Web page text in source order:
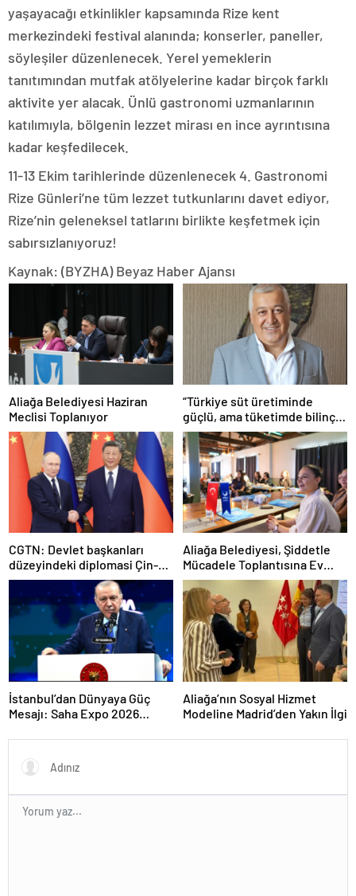
yaşayacağı etkinlikler kapsamında Rize kent
merkezindeki festival alanında; konserler, paneller,
söyleşiler düzenlenecek. Yerel yemeklerin
tanıtımından mutfak atölyelerine kadar birçok farklı
aktivite yer alacak. Ünlü gastronomi uzmanlarının
katılımıyla, bölgenin lezzet mirası en ince ayrıntısına
kadar keşfedilecek.
11-13 Ekim tarihlerinde düzenlenecek 4. Gastronomi
Rize Günleri’ne tüm lezzet tutkunlarını davet ediyor,
Rize’nin geleneksel tatlarını birlikte keşfetmek için
sabırsızlanıyoruz!
Kaynak: (BYZHA) Beyaz Haber Ajansı
Aliağa Belediyesi Haziran
Meclisi Toplanıyor
“Türkiye süt üretiminde
güçlü, ama tüketimde bilinç
şart”
CGTN: Devlet başkanları
düzeyindeki diplomasi Çin-
Rusya arasındaki büyüyen
ortaklığı güçlendiriyor
Aliağa Belediyesi, Şiddetle
Mücadele Toplantısına Ev
Sahipliği Yaptı
İstanbul’dan Dünyaya Güç
Mesajı: Saha Expo 2026
Aliağa’nın Sosyal Hizmet
Modeline Madrid’den Yakın İlgi